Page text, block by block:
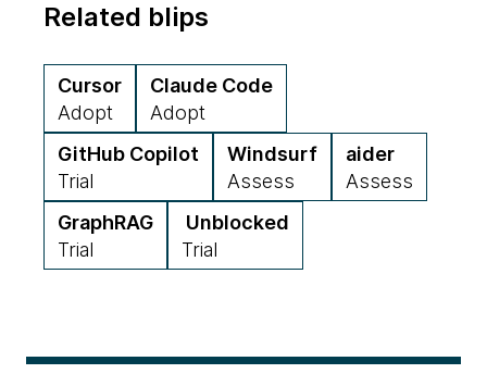
Related blips
Cursor
Adopt
Claude Code
Adopt
GitHub Copilot
Trial
Windsurf
Assess
aider
Assess
GraphRAG
Trial
Unblocked
Trial